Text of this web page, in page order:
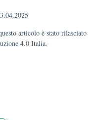
articolo è stato rilasciato
4.0 Italia.